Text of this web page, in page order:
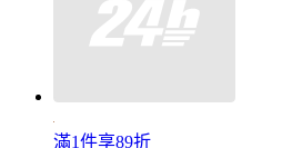
滿1件享89折